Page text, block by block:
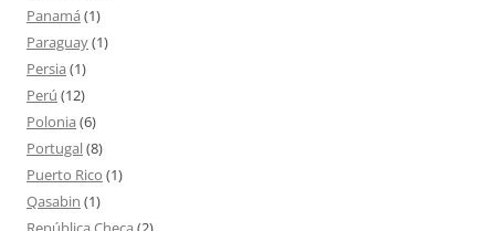
Panamá (1)
Paraguay(1)
Persia (1)
Perú (12)
Polonia (6)
Portugal(8)
Puerto Rico (1)
Qasabin (1)